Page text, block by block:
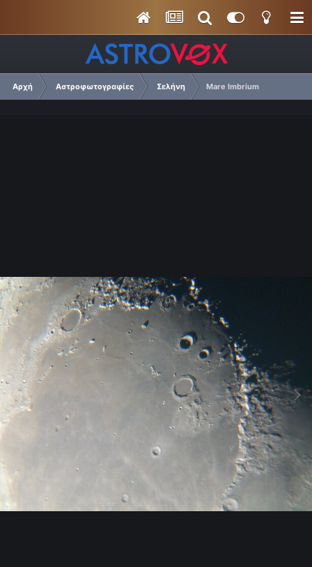
Αρχή Αστροφωτογραφίες Σελήνη Mare Imbrium